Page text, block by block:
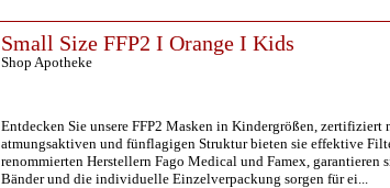
Small Size FFP2 I Orange I Kids
Shop Apotheke
Entdecken Sie unsere FFP2 Masken in Kindergrößen,
atmungsaktiven und fünflagigen Struktur bieten sie effektive
renommierten Herstellern Fago Medical und Famex, garantieren
Bänder und die individuelle Einzelverpackung sorgen für ei...